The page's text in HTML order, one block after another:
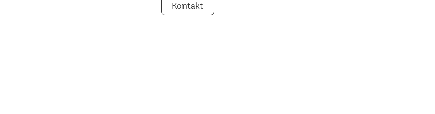
Kontakt